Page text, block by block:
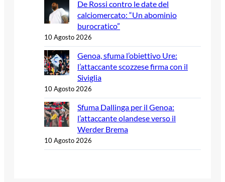
De Rossi contro le date del
calciomercato: “Un abominio
burocratico”
10 Agosto 2026
Genoa, sfuma l’obiettivo Ure:
l’attaccante scozzese firma con il
Siviglia
10 Agosto 2026
Sfuma Dallinga per il Genoa:
l’attaccante olandese verso il
Werder Brema
10 Agosto 2026